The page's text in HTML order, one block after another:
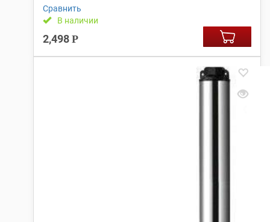
Сравнить
В наличии
2,498 Р